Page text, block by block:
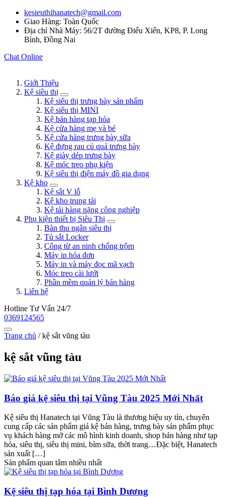
kesieuthihanatech@gmail.com
Giao Hàng: Toàn Quốc
Địa chỉ Nhà Máy: 56/2T đường Điểu Xiển, KP8, P. Long
Bình, Đồng Nai
Chat Online
Giới Thiệu
Kệ siêu thị
Kệ siêu thị trưng bày sản phẩm
Kệ siêu thị MINI
Kệ bán hàng tạp hóa
Kệ cửa hàng mẹ và bé
Kệ cửa hàng trưng bày sữa
Kệ đựng rau củ quả trưng bày
Kệ giày dép trưng bày
Kệ móc treo phụ kiện
Kệ siêu thị điện máy đồ gia dụng
Kệ kho
Kệ sắt V lỗ
Kệ kho trung tải
Kệ tải hàng nặng công nghiệp
Phụ kiện thiết bị Siêu Thị
Bàn thu ngân siêu thị
Tủ sắt Locker
Công từ an ninh chống trộm
Máy in hóa đơn
Máy in và máy đọc mã vạch
Móc treo cài lưới
Phần mềm quản lý bán hàng
Liên hệ
Hotline Tư Vấn 24/7
0369124565
Trang chủ /kệ sắt vũng tàu
kệ sắt vũng tàu
Báo giá kệ siêu thị tại Vũng Tàu 2025 Mới Nhất
Kệ siêu thị Hanatech tại Vũng Tàu là thương hiệu uy tín, chuyên
cung cấp các sản phẩm giá kệ bán hàng, trưng bày sản phẩm phục
vụ khách hàng mở các mô hình kinh doanh, shop bán hàng như tạp
hóa, siêu thị, siêu thị mini, bỉm sữa, thời trang…Đặc biệt, Hanatech
sản xuất […]
Sản phẩm quan tâm nhiều nhất
Kệ siêu thị tạp hóa tại Bình Dương